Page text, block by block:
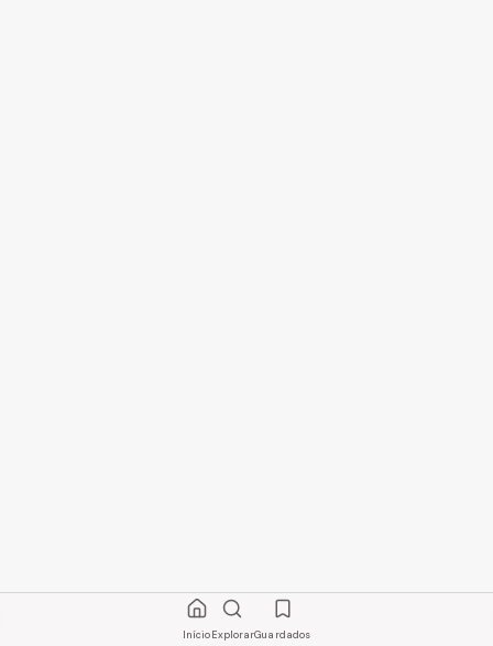
InícioExplorarGuardados